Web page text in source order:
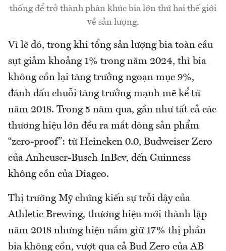
thống để trở thành phân khúc bia lớn thứ hai thế giới
về sản lượng.
Vì lẽ đó, trong khi tổng sản lượng bia toàn cầu
sụt giảm khoảng 1% trong năm 2024, thì bia
không cồn lại tăng trưởng ngoạn mục 9%,
đánh dấu chuỗi tăng trưởng mạnh mẽ kể từ
năm 2018. Trong 5 năm qua, gần như tất cả các
thương hiệu lớn đều ra mắt dòng sản phẩm
“zero-proof”: từ Heineken 0.0, Budweiser Zero
của Anheuser-Busch InBev, đến Guinness
không cồn của Diageo.
Thị trường Mỹ chứng kiến sự trỗi dậy của
Athletic Brewing, thương hiệu mới thành lập
năm 2018 nhưng hiện nắm giữ 17% thị phần
bia không cồn, vượt qua cả Bud Zero của AB